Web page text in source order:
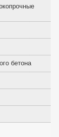
бетона